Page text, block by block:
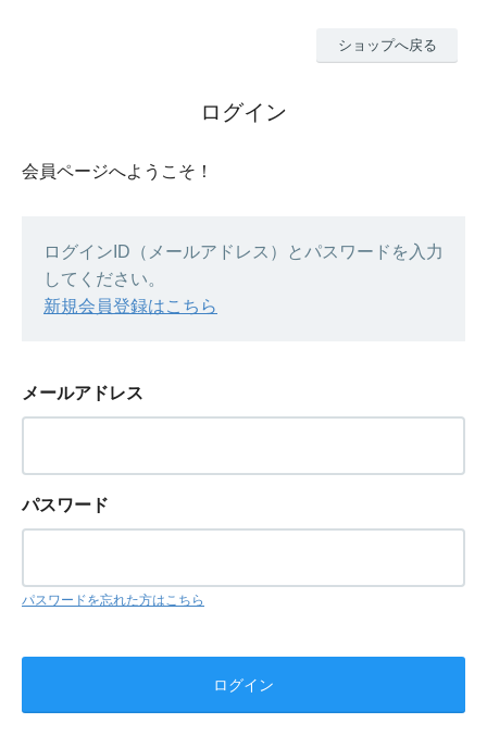
ショップへ戻る
ログイン
会員ページへようこそ！
ログインID（メールアドレス）とパスワードを入力
してください。
新規会員登録はこちら
メールアドレス
パスワード
パスワードを忘れた方はこちら